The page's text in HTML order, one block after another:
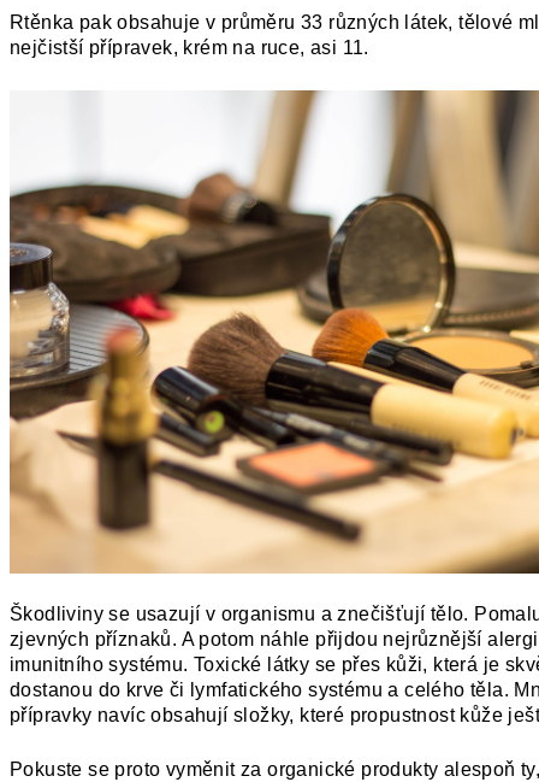
Rtěnka pak obsahuje v průměru 33 různých látek, tělové
nejčistší přípravek, krém na ruce, asi 11.
Škodliviny se usazují v organismu a znečišťují tělo.
zjevných příznaků. A potom náhle přijdou nejrůznější
imunitního systému. Toxické látky se přes kůži, která je
dostanou do krve či lymfatického systému a celého těla.
přípravky navíc obsahují složky, které propustnost kůže
Pokuste se proto vyměnit za organické produkty alespoň